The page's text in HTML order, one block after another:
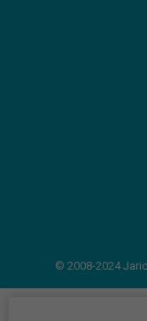
© 2008-2024